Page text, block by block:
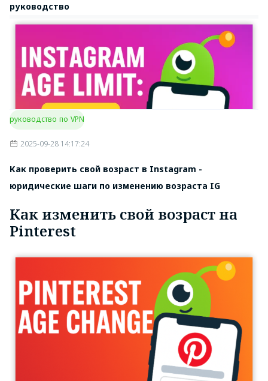
руководство
руководство по VPN
2025-09-28 14:17:24
Как проверить свой возраст в Instagram -
юридические шаги по изменению возраста IG
Как изменить свой возраст на
Pinterest